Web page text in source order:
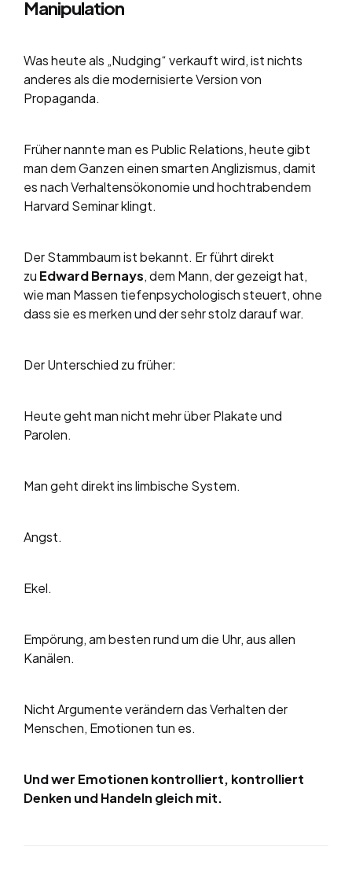
Manipulation
Was heute als „Nudging“ verkauft wird, ist nichts
anderes als die modernisierte Version von
Propaganda.
Früher nannte man es Public Relations, heute gibt
man dem Ganzen einen smarten Anglizismus, damit
es nach Verhaltensökonomie und hochtrabendem
Harvard Seminar klingt.
Der Stammbaum ist bekannt. Er führt direkt
zu Edward Bernays, dem Mann, der gezeigt hat,
wie man Massen tiefenpsychologisch steuert, ohne
dass sie es merken und der sehr stolz darauf war.
Der Unterschied zu früher:
Heute geht man nicht mehr über Plakate und
Parolen.
Man geht direkt ins limbische System.
Angst.
Ekel.
Empörung, am besten rund um die Uhr, aus allen
Kanälen.
Nicht Argumente verändern das Verhalten der
Menschen, Emotionen tun es.
Und wer Emotionen kontrolliert, kontrolliert
Denken und Handeln gleich mit.